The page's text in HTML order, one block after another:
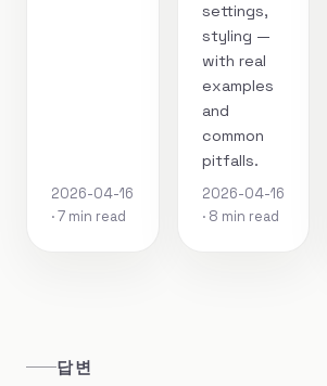
2026-04-16
· 7 min read
settings,
styling —
with real
examples
and
common
pitfalls.
2026-04-16
· 8 min read
답변